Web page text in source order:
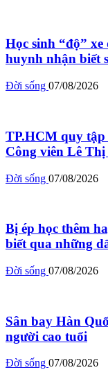
Học sinh “độ”
huynh nhận biết
Đời sống 07/08/2026
TP.HCM quy tập
Công viên Lê Thị
Đời sống 07/08/2026
Bị ép học thêm
biết qua những
Đời sống 07/08/2026
Sân bay Hàn
người cao tuổi
Đời sống 07/08/2026